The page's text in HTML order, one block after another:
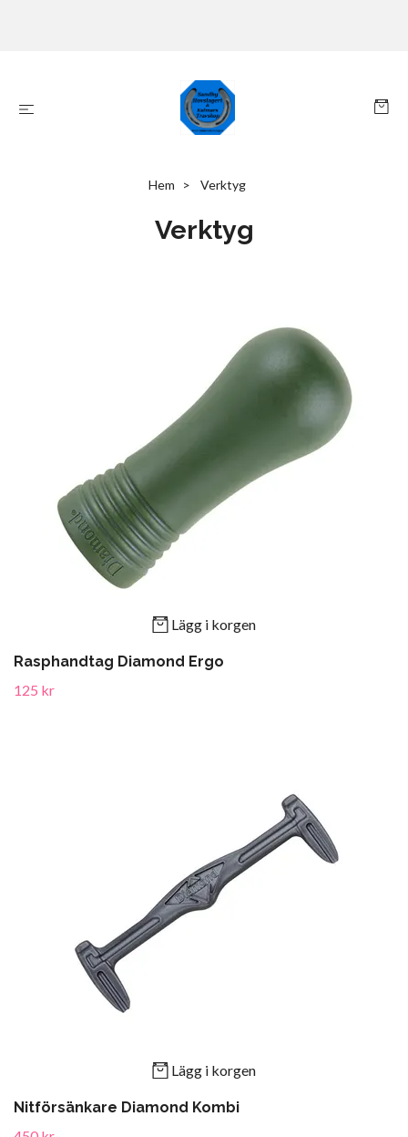
Hem Verktyg
Verktyg
Lägg i korgen
Rasphandtag Diamond Ergo
125 kr
Lägg i korgen
Nitförsänkare Diamond Kombi